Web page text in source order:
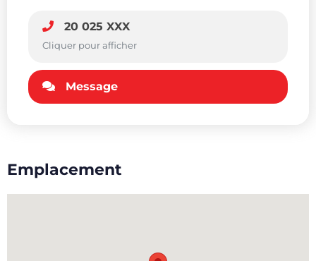
20 025 XXX
Cliquer pour afficher
Message
Emplacement